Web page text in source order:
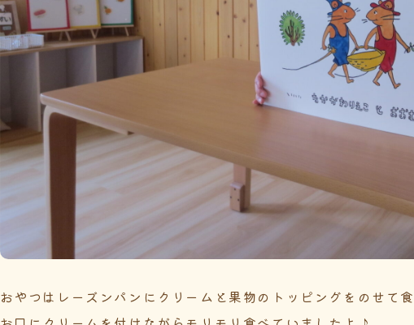
おやつはレーズンパンにクリームと果物のトッピングをのせて食